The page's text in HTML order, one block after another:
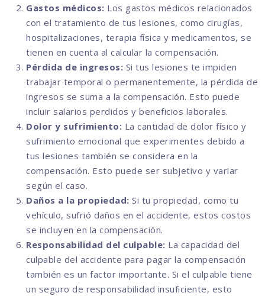
Gastos médicos: Los gastos médicos relacionados
con el tratamiento de tus lesiones, como cirugías,
hospitalizaciones, terapia física y medicamentos, se
tienen en cuenta al calcular la compensación.
Pérdida de ingresos: Si tus lesiones te impiden
trabajar temporal o permanentemente, la pérdida de
ingresos se suma a la compensación. Esto puede
incluir salarios perdidos y beneficios laborales.
Dolor y sufrimiento: La cantidad de dolor físico y
sufrimiento emocional que experimentes debido a
tus lesiones también se considera en la
compensación. Esto puede ser subjetivo y variar
según el caso.
Daños a la propiedad: Si tu propiedad, como tu
vehículo, sufrió daños en el accidente, estos costos
se incluyen en la compensación.
Responsabilidad del culpable: La capacidad del
culpable del accidente para pagar la compensación
también es un factor importante. Si el culpable tiene
un seguro de responsabilidad insuficiente, esto